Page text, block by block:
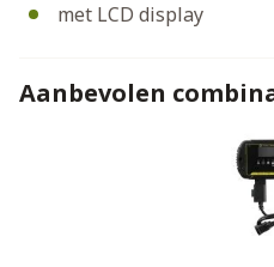
met LCD display
Aanbevolen